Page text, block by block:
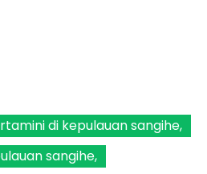
di kepulauan sangihe
sangihe